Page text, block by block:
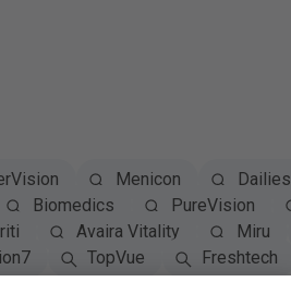
Menicon Dailies
Biomedics PureVision
Avaira Vitality Miru
TopVue Freshtech